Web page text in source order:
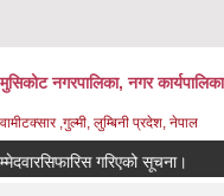
मुसिकोट नगरपालिका, नगर
वामीटक्सार ,गुल्मी, लुम्बिनी प्रदेश, नेपाल
गरिएको सूचना।